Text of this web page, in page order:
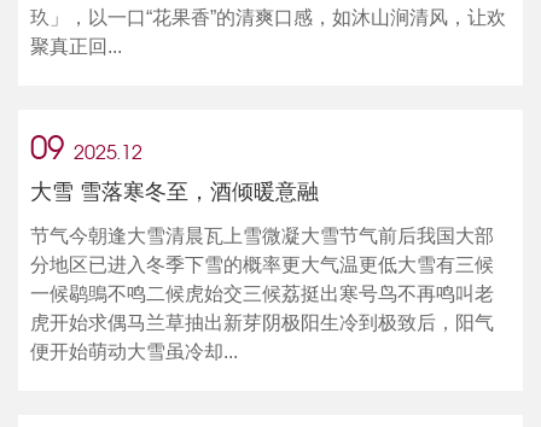
玖」，以一口“花果香”的清爽口感，如沐山涧清风，让欢
聚真正回...
09 2025.12
大雪 雪落寒冬至，酒倾暖意融
节气今朝逢大雪清晨瓦上雪微凝大雪节气前后我国大部
分地区已进入冬季下雪的概率更大气温更低大雪有三候
一候鹖鴠不鸣二候虎始交三候荔挺出寒号鸟不再鸣叫老
虎开始求偶马兰草抽出新芽阴极阳生冷到极致后，阳气
便开始萌动大雪虽冷却...